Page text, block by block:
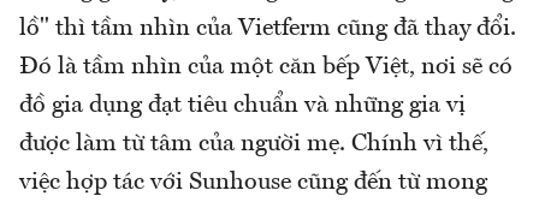
lồ" thì tầm nhìn của Vietferm cũng đã thay đổi.
Đó là tầm nhìn của một căn bếp Việt, nơi sẽ có
đồ gia dụng đạt tiêu chuẩn và những gia vị
được làm từ tâm của người mẹ. Chính vì thế,
việc hợp tác với Sunhouse cũng đến từ mong